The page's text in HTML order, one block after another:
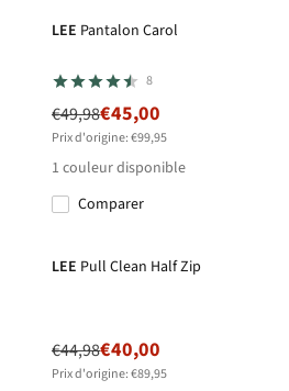
LEE Pantalon Carol
8
€49,98€45,00
Prix d'origine: €99,95
1 couleur disponible
Comparer
LEE Pull Clean Half Zip
€44,98€40,00
Prix d'origine: €89,95